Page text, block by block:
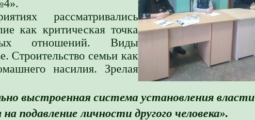
рассматривались
как критическая точка
отношений. Виды
Строительство семьи как
насилия. Зрелая
выстроенная система установления власти
подавление личности другого человека».